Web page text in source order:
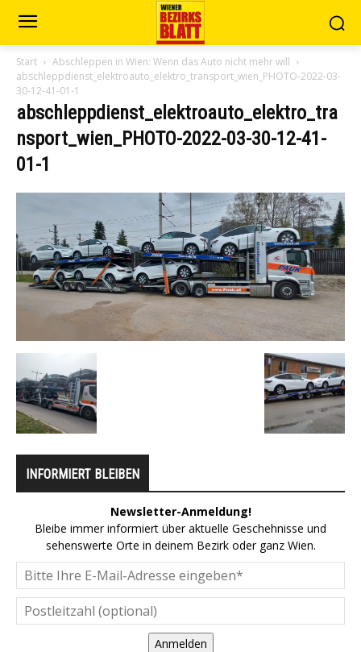
Start
Abschleppen in Wien: Wenn das Auto nicht mehr will
abschleppdienst_elektroauto_elektro_transport_wien_PHOTO-2022-03-
30-12-41-01-1
abschleppdienst_elektroauto_elektro_tra
nsport_wien_PHOTO-2022-03-30-12-41-
01-1
INFORMIERT BLEIBEN
Newsletter-Anmeldung!
Bleibe immer informiert über aktuelle Geschehnisse und
sehenswerte Orte in deinem Bezirk oder ganz Wien.
Anmelden